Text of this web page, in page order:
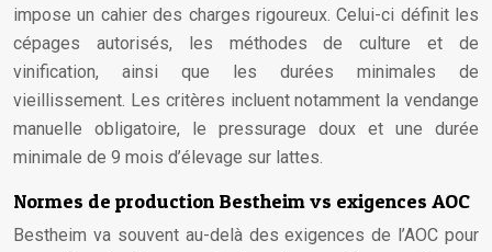
impose un cahier des charges rigoureux. Celui-ci définit les
cépages autorisés, les méthodes de culture et de
vinification, ainsi que les durées minimales de
vieillissement. Les critères incluent notamment la vendange
manuelle obligatoire, le pressurage doux et une durée
minimale de 9 mois d’élevage sur lattes.
Normes de production Bestheim vs exigences AOC
Bestheim va souvent au-delà des exigences de l’AOC pour